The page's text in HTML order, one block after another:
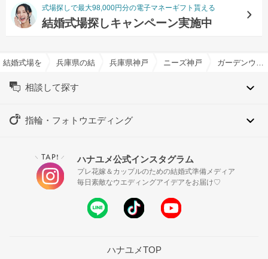
式場探しで最大98,000円分の電子マネーギフト貰える
結婚式場探しキャンペーン実施中
結婚式場を探すならハナユメ
兵庫県の結婚式場一覧兵庫県神戸市の結婚式場一覧ニーズ神戸山手 by T&G
相談して探す
指輪・フォトウエディング
＼ TAP! ／ ハナユメ公式インスタグラム
プレ花嫁＆カップルのための結婚式準備メディア
毎日素敵なウエディングアイデアをお届け♡
ハナユメTOP